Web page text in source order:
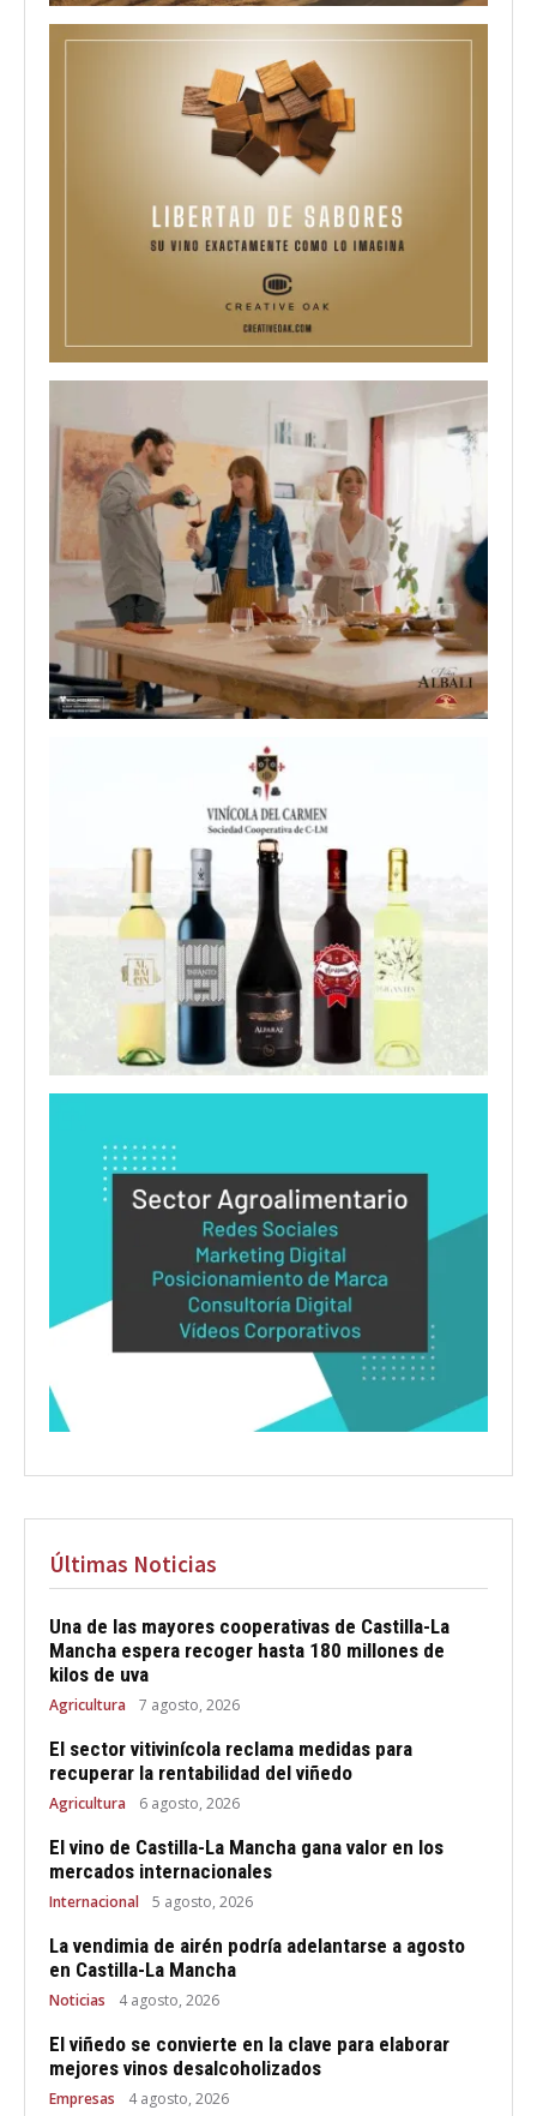
Últimas Noticias
Una de las mayores cooperativas de Castilla-La
Mancha espera recoger hasta 180 millones de
kilos de uva
Agricultura 7 agosto, 2026
El sector vitivinícola reclama medidas para
recuperar la rentabilidad del viñedo
Agricultura 6 agosto, 2026
El vino de Castilla-La Mancha gana valor en los
mercados internacionales
Internacional 5 agosto, 2026
La vendimia de airén podría adelantarse a agosto
en Castilla-La Mancha
Noticias 4 agosto, 2026
El viñedo se convierte en la clave para elaborar
mejores vinos desalcoholizados
Empresas 4 agosto, 2026